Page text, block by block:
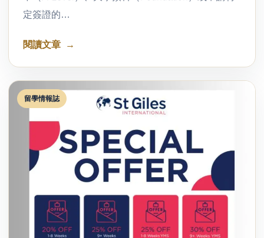
定簽證的…
閱讀文章
留學情報誌